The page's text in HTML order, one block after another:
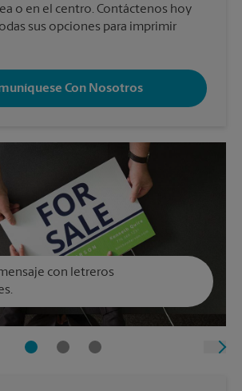
o en el centro. Contáctenos hoy
sus opciones para imprimir
Con Nosotros
con letreros